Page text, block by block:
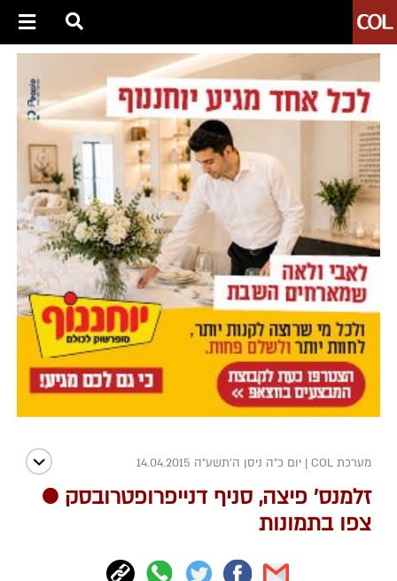
מערכת COL | יום כ"ה ניסן ה׳תשע״ה 14.04.2015
זלמנס' פיצה, סניף דנייפרופטרובסק ●
צפו בתמונות